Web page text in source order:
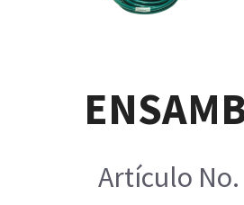
Artículo No.